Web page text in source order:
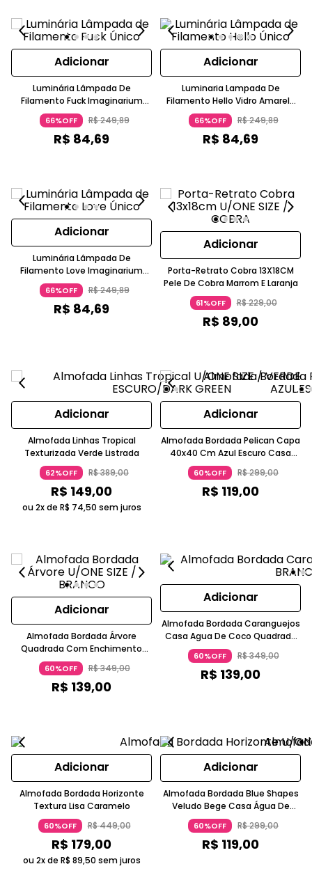
Adicionar
Luminária Lâmpada De
Filamento Fuck Imaginarium
Vidro Amarelo Claro
66%OFF R$249,89
R$ 84,69
Adicionar
Luminaria Lampada De
Filamento Hello Vidro Amarelo
Claro
66%OFF R$249,89
R$ 84,69
Adicionar
Luminária Lâmpada De
Filamento Love Imaginarium
Vidro Branco
66%OFF R$249,89
R$ 84,69
Adicionar
Porta-Retrato Cobra 13X18CM
Pele De Cobra Marrom E Laranja
61%OFF R$229,00
R$ 89,00
Adicionar
Almofada Linhas Tropical
Texturizada Verde Listrada
62%OFF R$389,00
R$ 149,00
ou 2x de R$ 74,50 sem juros
Adicionar
Almofada Bordada Pelican Capa
40x40 Cm Azul Escuro Casa
Agua De Coco
60%OFF R$299,00
R$ 119,00
Adicionar
Almofada Bordada Árvore
Quadrada Com Enchimento
Laranja
60%OFF R$349,00
R$ 139,00
Adicionar
Almofada Bordada Caranguejos
Casa Agua De Coco Quadrada
50x50 Laranja
60%OFF R$349,00
R$ 139,00
Adicionar
Almofada Bordada Horizonte
Textura Lisa Caramelo
60%OFF R$449,00
R$ 179,00
ou 2x de R$ 89,50 sem juros
Adicionar
Almofada Bordada Blue Shapes
Veludo Bege Casa Água De
Coco
60%OFF R$299,00
R$ 119,00